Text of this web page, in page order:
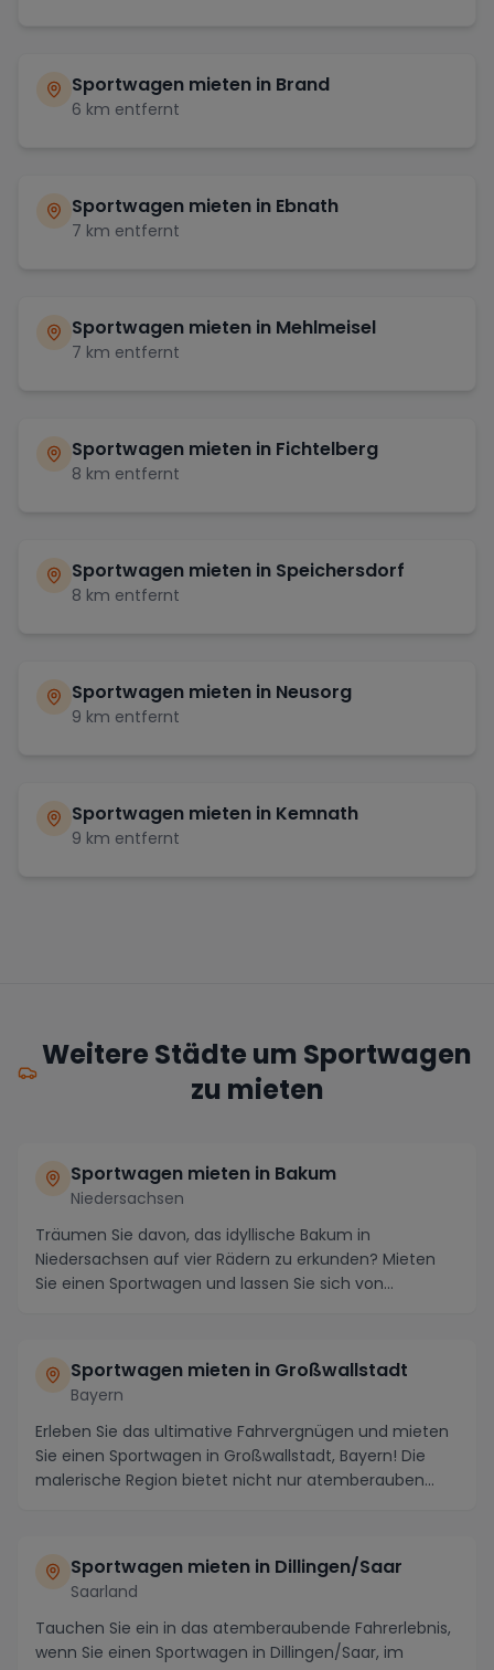
Sportwagen mieten in Brand
6 km entfernt
Sportwagen mieten in Ebnath
7 km entfernt
Sportwagen mieten in Mehlmeisel
7 km entfernt
Sportwagen mieten in Fichtelberg
8 km entfernt
Sportwagen mieten in Speichersdorf
8 km entfernt
Sportwagen mieten in Neusorg
9 km entfernt
Sportwagen mieten in Kemnath
9 km entfernt
Weitere Städte um Sportwagen
zu mieten
Sportwagen mieten in Bakum
Niedersachsen
Träumen Sie davon, das idyllische Bakum in
Niedersachsen auf vier Rädern zu erkunden? Mieten
Sie einen Sportwagen und lassen Sie sich von
Sportwagen mieten in Großwallstadt
Bayern
Erleben Sie das ultimative Fahrvergnügen und mieten
Sie einen Sportwagen in Großwallstadt, Bayern! Die
malerische Region bietet nicht nur atemberauben...
Sportwagen mieten in Dillingen/Saar
Saarland
Tauchen Sie ein in das atemberaubende Fahrerlebnis,
wenn Sie einen Sportwagen in Dillingen/Saar, im